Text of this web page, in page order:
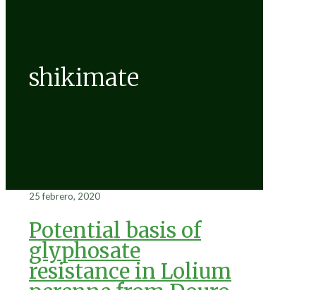
shikimate
25 febrero, 2020
Potential basis of
glyphosate
resistance in Lolium